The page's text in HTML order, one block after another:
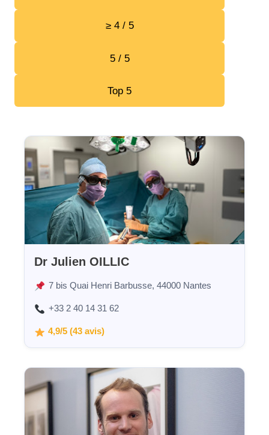
≥ 4 / 5
5 / 5
Top 5
Dr Julien OILLIC
7 bis Quai Henri Barbusse, 44000 Nantes
+33 2 40 14 31 62
4,9/5 (43 avis)